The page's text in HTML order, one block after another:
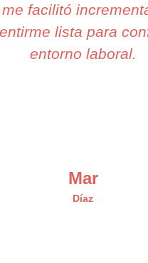
facilitó
lista para
entorno laboral.
Mar
Díaz